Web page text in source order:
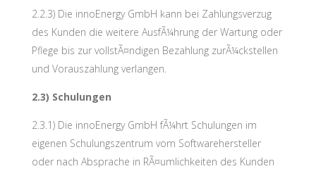
2.2.3) Die innoEnergy GmbH kann bei Zahlungsverzug
des Kunden die weitere AusfÃ¼hrung der Wartung oder
Pflege bis zur vollstÃ¤ndigen Bezahlung zurÃ¼ckstellen
und Vorauszahlung verlangen.
2.3) Schulungen
2.3.1) Die innoEnergy GmbH fÃ¼hrt Schulungen im
eigenen Schulungszentrum vom Softwarehersteller
oder nach Absprache in RÃ¤umlichkeiten des Kunden